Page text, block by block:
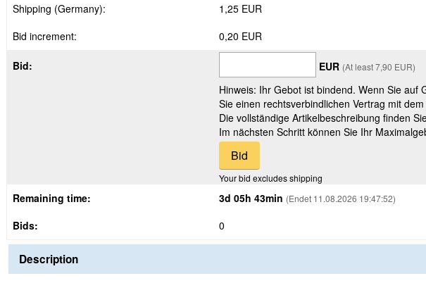
Shipping (Germany):
1,25 EUR
Bid increment:
0,20 EUR
Bid: EUR (At least 7,90 EUR)
Hinweis: Ihr Gebot ist bindend. Wenn Sie auf
Sie einen rechtsverbindlichen Vertrag mit
Die vollständige Artikelbeschreibung finden
Im nächsten Schritt können Sie Ihr
Your bid excludes shipping
Remaining time: 3d 05h 43min (Endet 11.08.2026 19:47:52)
Bids: 0
Description